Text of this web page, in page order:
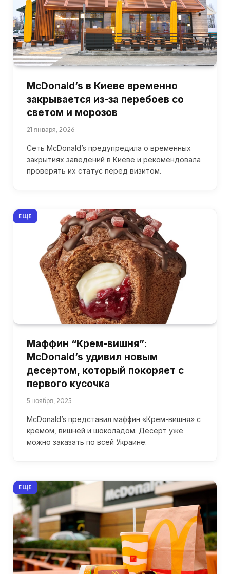
McDonald’s в Киеве временно
закрывается из-за перебоев со
светом и морозов
21 января, 2026
Сеть McDonald’s предупредила о временных
закрытиях заведений в Киеве и рекомендовала
проверять их статус перед визитом.
ЕЩЕ
Маффин “Крем-вишня”:
McDonald’s удивил новым
десертом, который покоряет с
первого кусочка
5 ноября, 2025
McDonald’s представил маффин «Крем-вишня» с
кремом, вишнёй и шоколадом. Десерт уже
можно заказать по всей Украине.
ЕЩЕ